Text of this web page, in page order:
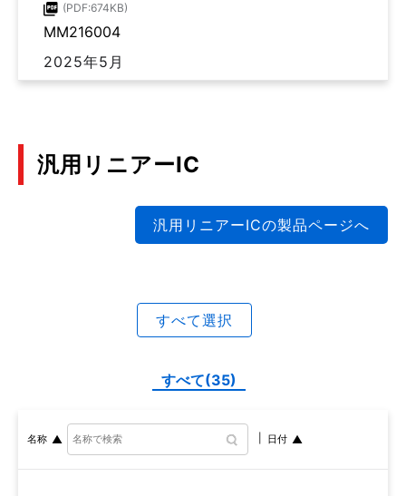
(PDF:674KB)
MM216004
2025年5月
汎用リニアーIC
汎用リニアーICの製品ページへ
すべて選択
すべて(35)
名称 日付